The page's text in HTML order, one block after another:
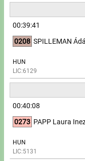
00:39:41
0208 SPILLEMAN
HUN
LIC:6129
00:40:08
0273 PAPP Laura
HUN
LIC:5131